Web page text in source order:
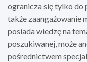
ogranicza się tylko do
także zaangażowanie
posiada wiedzę na
poszukiwanej, może
pośrednictwem